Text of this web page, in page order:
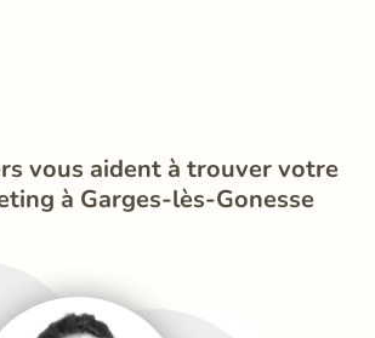
vous aident à trouver votre
à Garges-lès-Gonesse